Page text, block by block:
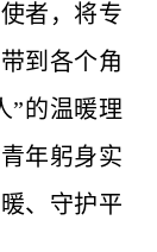
者，将专
到各个角
”的温暖理
年躬身实
、守护平